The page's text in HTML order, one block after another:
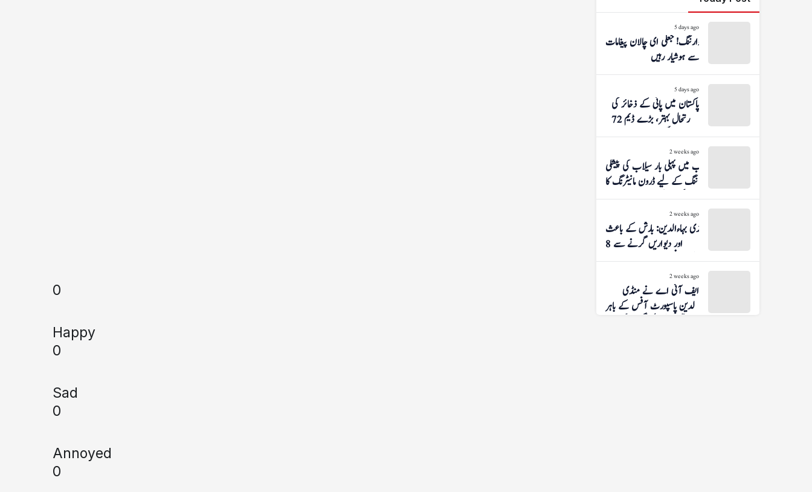
0
Happy
0
Sad
0
Annoyed
0
5 days ago
وارننگ! جعلی ای چالان پیغامات
سے ہوشیار رہیں
5 days ago
پاکستان میں پانی کے ذخائر کی
صورتحال بہتر، بڑے ڈیم 72
فیصد بھر گئے
2 weeks ago
پنجاب میں پہلی بار سیلاب کی پیشگی
وارننگ کے لیے ڈرون مانیٹرنگ کا
آغاز کر دیا گیا
2 weeks ago
منڈی بہاءالدین: بارش کے باعث
چھتیں اور دیواریں گرنے سے 8
افراد زخمی
2 weeks ago
ایف آئی اے نے منڈی
بہاءالدین پاسپورٹ آفس کے باہر